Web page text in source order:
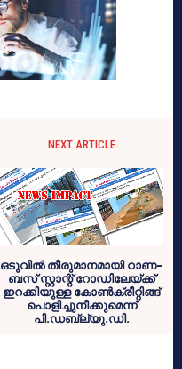
NEXT ARTICLE
ഒടുവില്‍ തീരുമാനമായി ഠാണ-
ബസ് സ്റ്റാന്റ് റോഡിലേയ്ക്ക്
ഇറക്കിയുള്ള കോണ്‍ക്രീറ്റിങ്ങ്
പൊളിച്ചുനീക്കുമെന്ന്
പി.ഡബ്ല്യു.ഡി.